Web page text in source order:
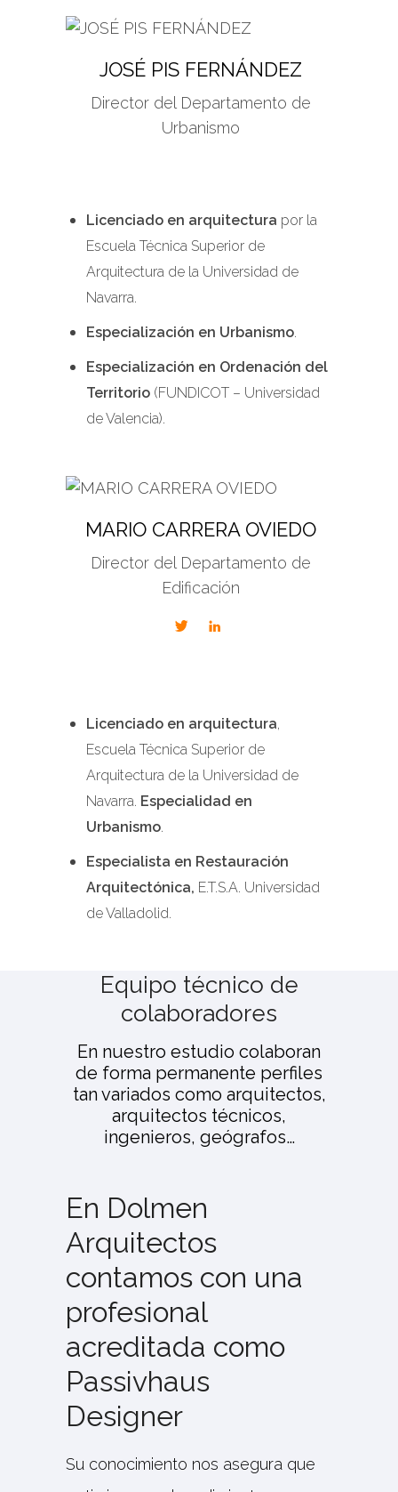
JOSÉ PIS FERNÁNDEZ
Director del Departamento de
Urbanismo
Licenciado en arquitectura por la
Escuela Técnica Superior de
Arquitectura de la Universidad de
Navarra.
Especialización en Urbanismo
Especialización en Ordenación del
Territorio (FUNDICOT – Universidad
de Valencia).
MARIO CARRERA OVIEDO
Director del Departamento de
Edificación
Licenciado en arquitectura
Escuela Técnica Superior de
Arquitectura de la Universidad de
Navarra. Especialidad en
Urbanismo
Especialista en Restauración
Arquitectónica, E.T.S.A. Universidad
de Valladolid.
Equipo técnico de
colaboradores
En nuestro estudio colaboran
de forma permanente perfiles
tan variados como arquitectos,
arquitectos técnicos,
ingenieros, geógrafos…
En Dolmen
Arquitectos
contamos con una
profesional
acreditada como
Passivhaus
Designer
Su conocimiento nos asegura que